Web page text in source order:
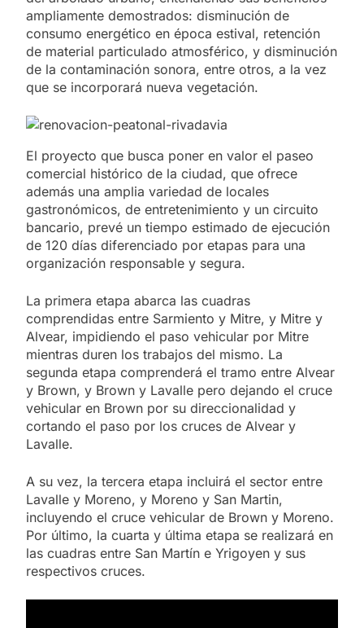
ampliamente demostrados: disminución de
consumo energético en época estival, retención
de material particulado atmosférico, y disminución
de la contaminación sonora, entre otros, a la vez
que se incorporará nueva vegetación.
El proyecto que busca poner en valor el paseo
comercial histórico de la ciudad, que ofrece
además una amplia variedad de locales
gastronómicos, de entretenimiento y un circuito
bancario, prevé un tiempo estimado de ejecución
de 120 días diferenciado por etapas para una
organización responsable y segura.
La primera etapa abarca las cuadras
comprendidas entre Sarmiento y Mitre, y Mitre y
Alvear, impidiendo el paso vehicular por Mitre
mientras duren los trabajos del mismo. La
segunda etapa comprenderá el tramo entre Alvear
y Brown, y Brown y Lavalle pero dejando el cruce
vehicular en Brown por su direccionalidad y
cortando el paso por los cruces de Alvear y
Lavalle.
A su vez, la tercera etapa incluirá el sector entre
Lavalle y Moreno, y Moreno y San Martin,
incluyendo el cruce vehicular de Brown y Moreno.
Por último, la cuarta y última etapa se realizará en
las cuadras entre San Martín e Yrigoyen y sus
respectivos cruces.